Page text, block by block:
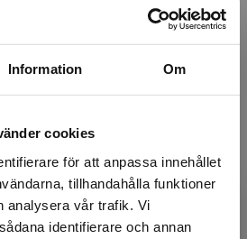
Information Om
cookies
för att anpassa innehållet
tillhandahålla funktioner
analysera vår trafik. Vi
identifierare och annan
fraktregion
01